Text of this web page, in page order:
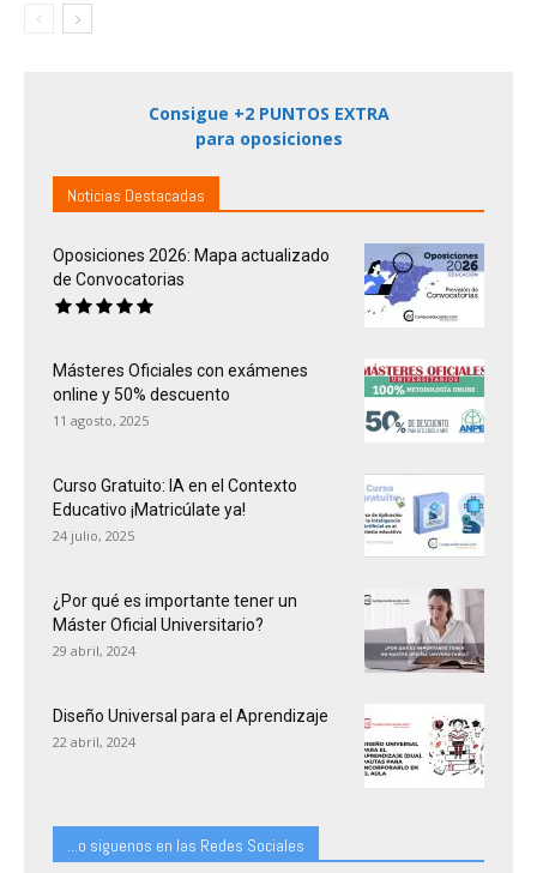
Consigue +2 PUNTOS EXTRA
para oposiciones
Noticias Destacadas
Oposiciones 2026: Mapa actualizado
de Convocatorias
Másteres Oficiales con exámenes
online y 50% descuento
11 agosto, 2025
Curso Gratuito: IA en el Contexto
Educativo ¡Matricúlate ya!
24 julio, 2025
¿Por qué es importante tener un
Máster Oficial Universitario?
29 abril, 2024
Diseño Universal para el Aprendizaje
22 abril, 2024
...o siguenos en las Redes Sociales